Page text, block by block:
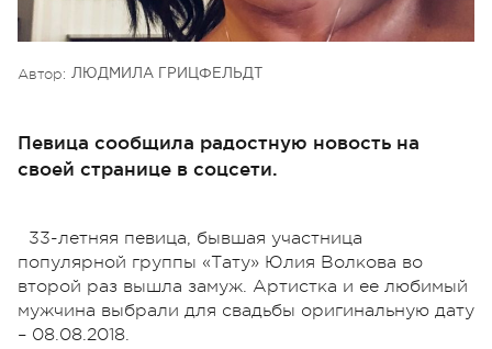
Автор: ЛЮДМИЛА ГРИЦФЕЛЬДТ
Певица сообщила радостную новость на
своей странице в соцсети.
33-летняя певица, бывшая участница
популярной группы «Тату» Юлия Волкова во
второй раз вышла замуж. Артистка и ее любимый
мужчина выбрали для свадьбы оригинальную дату
– 08.08.2018.